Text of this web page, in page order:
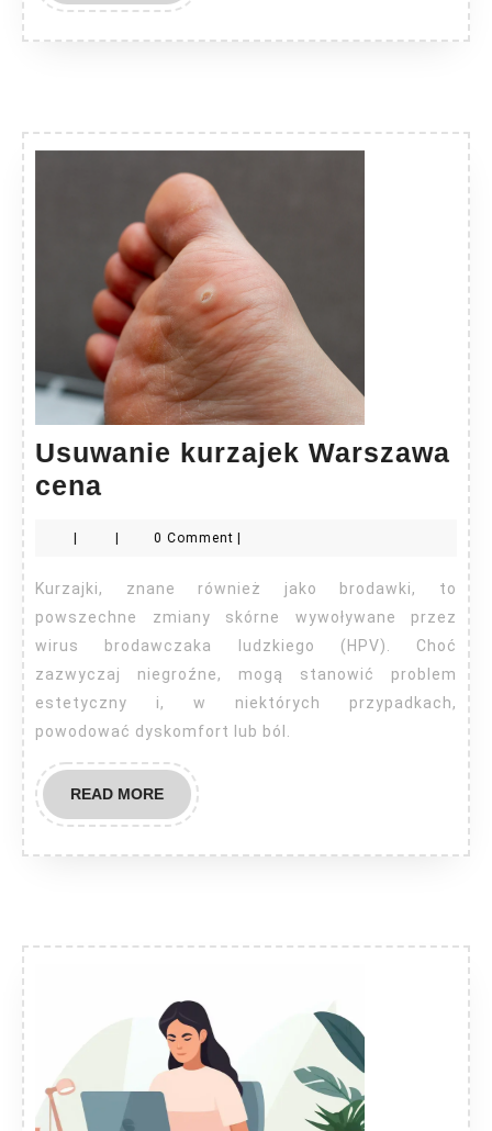
Usuwanie kurzajek Warszawa
cena
Warszawa
cena
| | 0 Comment |
Kurzajki, znane również jako brodawki, to
powszechne zmiany skórne wywoływane przez
wirus brodawczaka ludzkiego (HPV). Choć
zazwyczaj niegroźne, mogą stanowić problem
estetyczny i, w niektórych przypadkach,
powodować dyskomfort lub ból.
READ MOREREAD
MORE